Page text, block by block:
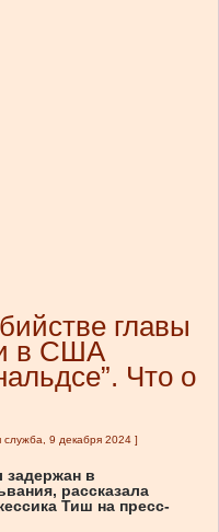
главы
в США
Что о
служба, 9 декабря 2024 ]
в
рассказала
Тиш на пресс-